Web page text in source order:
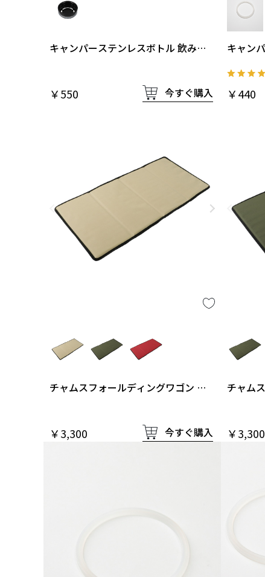
キャンパーステンレスボトル 飲み口
￥550 今すぐ購入
キャン
￥440
チャムスフォールディングワゴン 中
￥3,300 今すぐ購入
チャム
￥3,300